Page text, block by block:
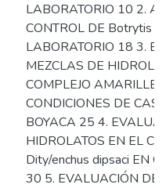
LABORATORIO 10 2.
CONTROL DE Botrytis
LABORATORIO 18 3.
MEZCLAS DE
COMPLEJO
CONDICIONES DE
BOYACA 25 4.
HIDROLATOS EN EL
Dity/enchus dipsaci EN
30 5. EVALUACIÓN DE